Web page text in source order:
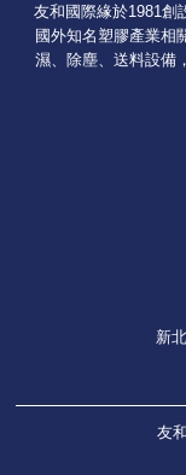
友和國際緣於1981創
國外知名塑膠產業相
濕、除塵、送料設備
新
友